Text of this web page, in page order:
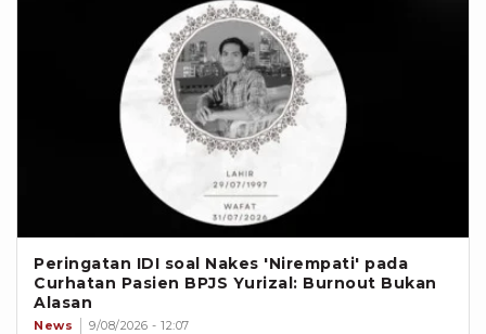
Peringatan IDI soal Nakes 'Nirempati' pada
Curhatan Pasien BPJS Yurizal: Burnout Bukan
Alasan
News 9/08/2026 - 12:07